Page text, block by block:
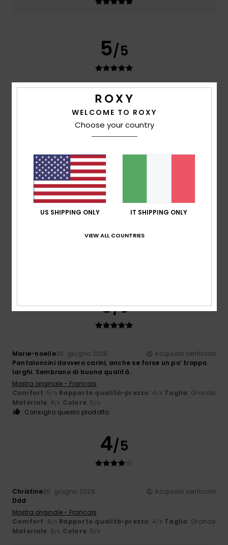
5/5
Buona qualità e belle finiture
Mostra originale - Français
Rapporto qualità-prezzo: 4
Colore: 5/5
5
5/5
Marie-noelle28. giugno 2026
Acquisto verificato
Pantaloncini davvero carini, anche se forse un po’ troppo
larghi. Sembrano di buona qualità.
Mostra originale - Français
Comfort: 5/5 Rapporto qualità-prezzo: 4/5 Taglia: Grande
Materiale: 4/5 Colore: 5/5
Consiglio questo prodotto
4/5
Christine20. giugno 2026
Acquisto verificato
Ddd
Mostra originale - Français
Comfort: 4/5 Rapporto qualità-prezzo: 4/5 Taglia: Grande
Materiale: 5/5 Colore: 5/5
WELCOME TO ROXY
Choose your country
US SHIPPING ONLY IT SHIPPING ONLY
VIEW ALL COUNTRIES